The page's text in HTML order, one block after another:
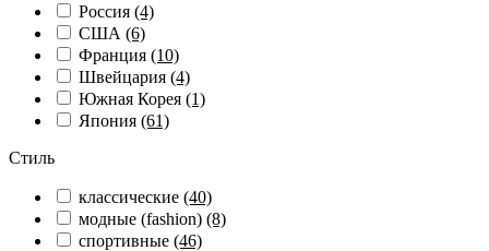
Россия (4)
США (6)
Франция (10)
Швейцария (4)
Южная Корея (1)
Япония (61)
Стиль
классические (40)
модные (fashion) (8)
спортивные (46)